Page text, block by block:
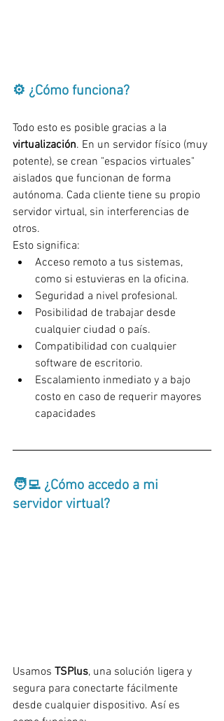
⚙️ ¿Cómo funciona?
Todo esto es posible gracias a la
virtualización. En un servidor físico (muy
potente), se crean "espacios virtuales"
aislados que funcionan de forma
autónoma. Cada cliente tiene su propio
servidor virtual, sin interferencias de
otros.
Esto significa:
Acceso remoto a tus sistemas,
como si estuvieras en la oficina.
Seguridad a nivel profesional.
Posibilidad de trabajar desde
cualquier ciudad o país.
Compatibilidad con cualquier
software de escritorio.
Escalamiento inmediato y a bajo
costo en caso de requerir mayores
capacidades
🧑‍💻 ¿Cómo accedo a mi
servidor virtual?
Usamos TSPlus, una solución ligera y
segura para conectarte fácilmente
desde cualquier dispositivo. Así es